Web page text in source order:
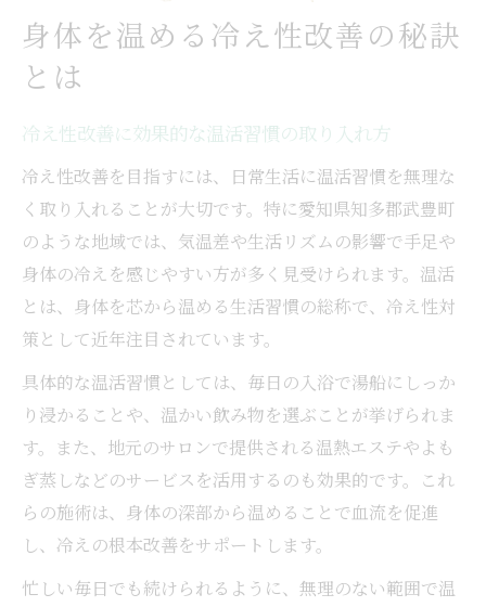
身体を温める冷え性改善の秘訣
とは
冷え性改善に効果的な温活習慣の取り入れ方
冷え性改善を目指すには、日常生活に温活習慣を無理な
く取り入れることが大切です。特に愛知県知多郡武豊町
のような地域では、気温差や生活リズムの影響で手足や
身体の冷えを感じやすい方が多く見受けられます。温活
とは、身体を芯から温める生活習慣の総称で、冷え性対
策として近年注目されています。
具体的な温活習慣としては、毎日の入浴で湯船にしっか
り浸かることや、温かい飲み物を選ぶことが挙げられま
す。また、地元のサロンで提供される温熱エステやよも
ぎ蒸しなどのサービスを活用するのも効果的です。これ
らの施術は、身体の深部から温めることで血流を促進
し、冷えの根本改善をサポートします。
忙しい毎日でも続けられるように、無理のない範囲で温